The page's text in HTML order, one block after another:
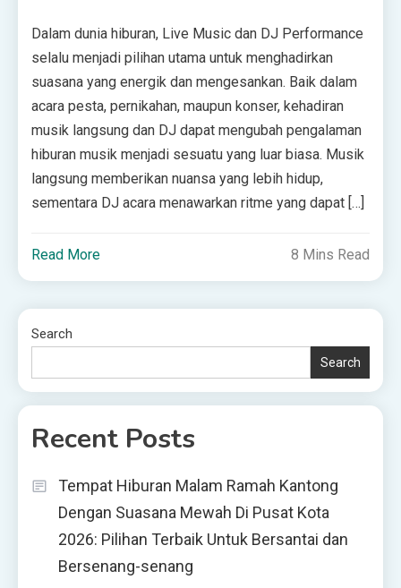
Dalam dunia hiburan, Live Music dan DJ Performance
selalu menjadi pilihan utama untuk menghadirkan
suasana yang energik dan mengesankan. Baik dalam
acara pesta, pernikahan, maupun konser, kehadiran
musik langsung dan DJ dapat mengubah pengalaman
hiburan musik menjadi sesuatu yang luar biasa. Musik
langsung memberikan nuansa yang lebih hidup,
sementara DJ acara menawarkan ritme yang dapat […]
Read More 8 Mins Read
Search
Search
Recent Posts
Tempat Hiburan Malam Ramah Kantong
Dengan Suasana Mewah Di Pusat Kota
2026: Pilihan Terbaik Untuk Bersantai dan
Bersenang-senang